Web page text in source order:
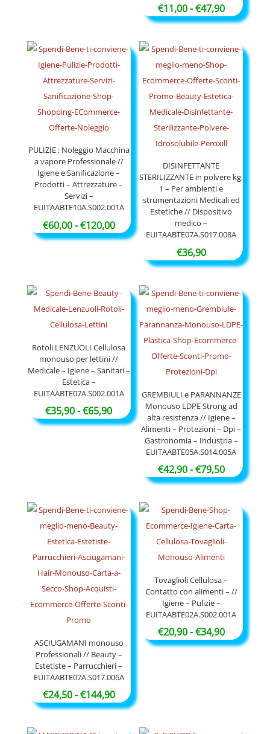
€11,00-€47,90Fascia
di
da
€11,00
a
€47,90
PULIZIE : Noleggio Macchina
a vapore Professionale //
Igiene e Sanificazione –
Prodotti – Attrezzature –
Servizi –
EUITAABTE10A.S002.001A
€60,00-€120,00Fascia
di
prezzo:
€60,00
a
€120,00
DISINFETTANTE
STERILIZZANTE in polvere kg.
1 – Per ambienti e
strumentazioni Medicali ed
Estetiche // Dispositivo
medico –
EUITAABTE07A.S017.008A
€36,90
Rotoli LENZUOLI Cellulosa
monouso per lettini //
Medicale – Igiene – Sanitari –
Estetica –
EUITAABTE07A.S002.001A
€35,90-€65,90Fascia
di
prezzo:
€65,90
GREMBIULI e PARANNANZE
Monouso LDPE Strong ad
alta resistenza // Igiene –
Alimenti – Protezioni – Dpi –
Gastronomia – Industria –
EUITAABTE05A.S014.005A
€42,90-€79,50Fascia
di
da
€42,90
a
€79,50
ASCIUGAMANI monouso
Professionali // Beauty –
Estetiste – Parrucchieri –
EUITAABTE07A.S017.006A
€24,50-€144,90Fascia
di
prezzo:
Tovaglioli Cellulosa –
Contatto con alimenti – //
Igiene – Pulizie –
EUITAABTE02A.S002.001A
€20,90-€34,90Fascia
di